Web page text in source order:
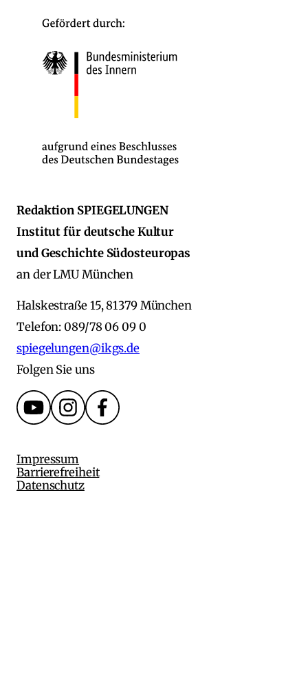
Redaktion SPIEGELUNGEN
Institut für deutsche Kultur
und Geschichte Südosteuropas
an der LMU München
Halskestraße 15, 81379 München
Telefon: 089/78 06 09 0
spiegelungen@ikgs.de
Folgen Sie uns
Impressum
Barrierefreiheit
Datenschutz